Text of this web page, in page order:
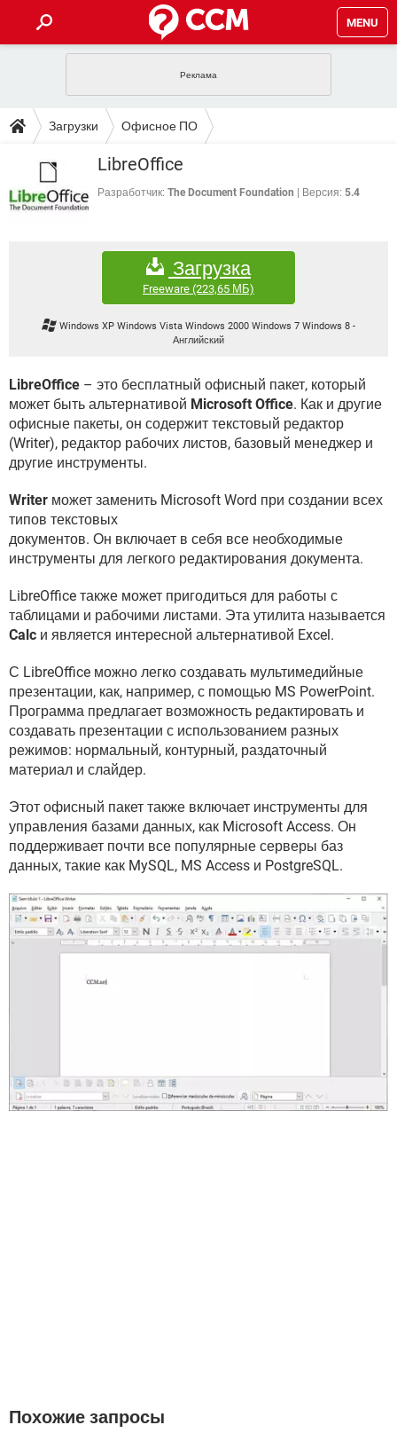
MENU
INSTAGRAM FACEBOOK
ИГРЫ
ВКОНТАКТЕ ВИДЕО
ПОЛЕЗНЫЕ СОВЕТЫ
TIKTOK
FACEBOOK
GOOGLE
ЗАГРУЗКИ
TIKTOK TELEGRAM
ИГРЫ
ВКОНТАКТЕ
ФОРУМ
INSTAGRAM
ИГРЫ
WINDOWS 10 ВКОНТАКТЕ
YANDEX
ЭНЦИКЛОПЕДИЯ
TELEGRAM
ИГРЫ
ВИДЕО GOOGLE
YANDEX
Загрузки Офисное ПО
LibreOffice
Разработчик: The Document Foundation Версия: 5.4
Загрузка
Freeware (223,65 МБ)
Windows XP Windows Vista Windows 2000 Windows 7 Windows 8-
Английский
LibreOffice – это бесплатный офисный пакет, который
может быть альтернативой Microsoft Office. Как и другие
офисные пакеты, он содержит текстовый редактор
(Writer), редактор рабочих листов, базовый менеджер и
другие инструменты.
Writer может заменить Microsoft Word при создании всех
типов текстовых
документов. Он включает в себя все необходимые
инструменты для легкого редактирования документа.
LibreOffice также может пригодиться для работы с
таблицами и рабочими листами. Эта утилита называется
Calc и является интересной альтернативой Excel.
С LibreOffice можно легко создавать мультимедийные
презентации, как, например, с помощью MS PowerPoint.
Программа предлагает возможность редактировать и
создавать презентации с использованием разных
режимов: нормальный, контурный, раздаточный
материал и слайдер.
Этот офисный пакет также включает инструменты для
управления базами данных, как Microsoft Access. Он
поддерживает почти все популярные серверы баз
данных, такие как MySQL, MS Access и PostgreSQL.
Похожие запросы